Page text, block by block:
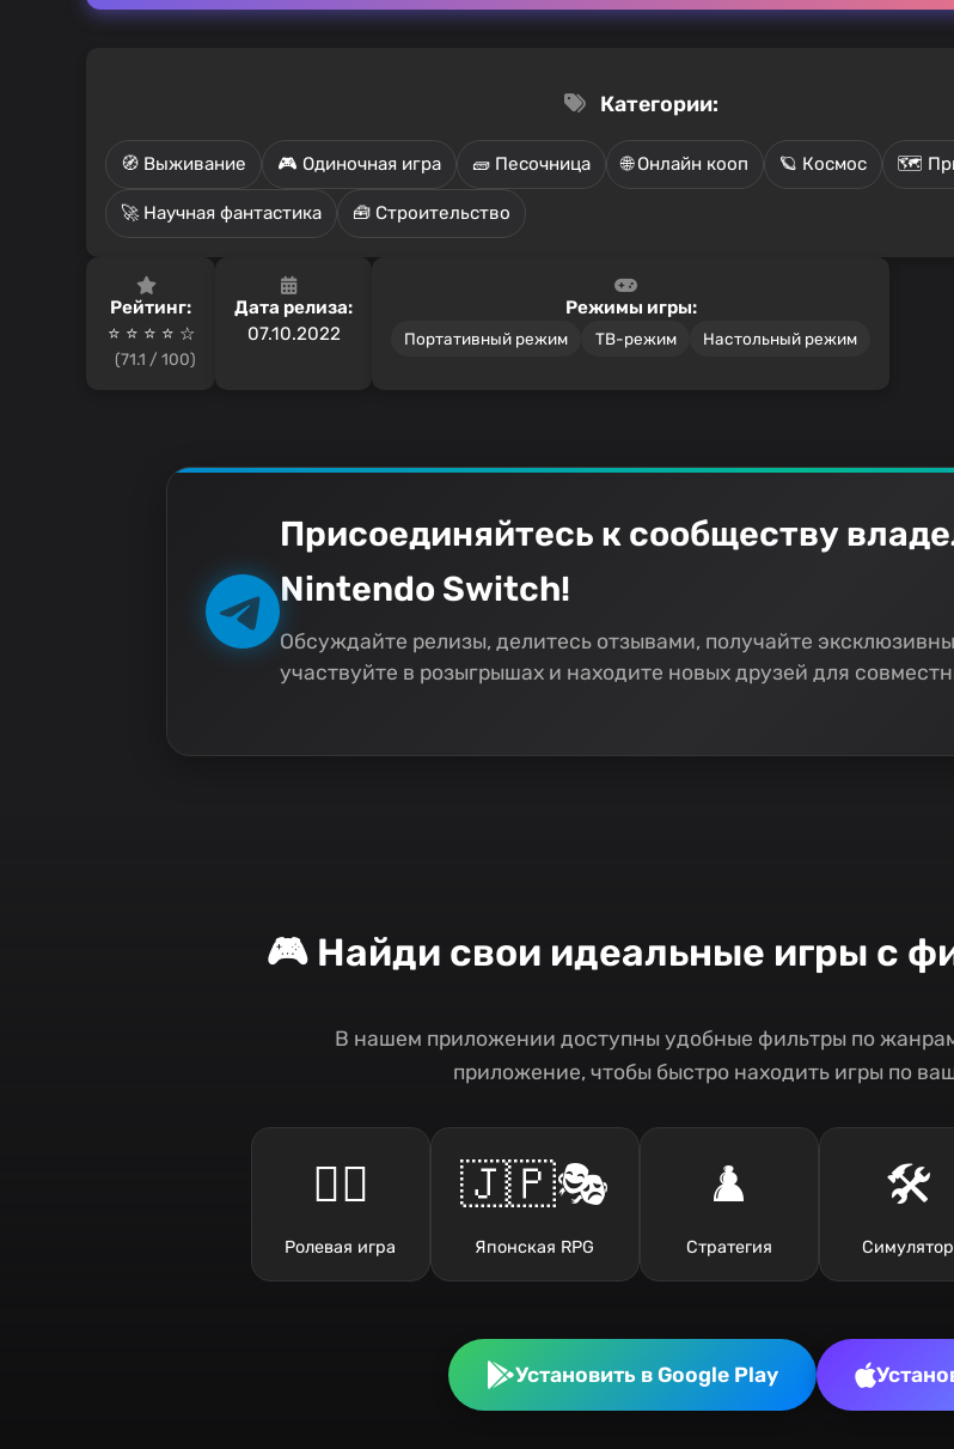
Категории:
🧭 Выживание 🎮 Одиночная игра 🧱 Песочница 🌐 Онлайн кооп 🪐 Космос 🗺️
🚀 Научная фантастика 🧰 Строительство
Рейтинг:
⭐ ⭐ ⭐ ⭐️ ☆
(71.1 / 100)
Дата релиза:
07.10.2022
Режимы игры:
Портативный режим ТВ-режим Настольный режим
Присоединяйтесь к сообществу
Nintendo Switch!
Обсуждайте релизы, делитесь отзывами, получайте
участвуйте в розыгрышах и находите новых друзей для
🎮 Найди свои идеальные игры с
В нашем приложении доступны удобные фильтры по
приложение, чтобы быстро находить игры по
🧙‍♂️
Ролевая игра
🇯🇵🎭
Японская RPG
♟️
Стратегия
🛠️
Симулятор
Установить в Google Play